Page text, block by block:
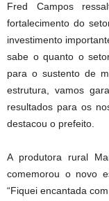
Fred Campos
fortalecimento do
investimento
sabe o quanto o
para o sustento de
estrutura, vamos
resultados para os
destacou o prefeito.
A produtora rural
comemorou o novo
“Fiquei encantada